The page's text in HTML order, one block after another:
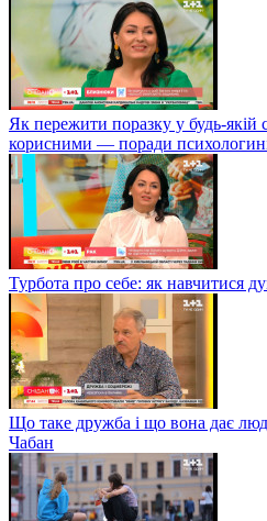
Як пережити поразку у будь-якій
корисними — поради
Турбота про себе: як навчитися
Що таке дружба і що вона дає
Чабан